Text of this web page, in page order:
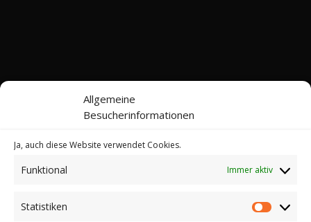
Allgemeine
Besucherinformationen
Ja, auch diese Website verwendet Cookies.
Funktional Immer aktiv
Statistiken
Kontakt
Datenschutz